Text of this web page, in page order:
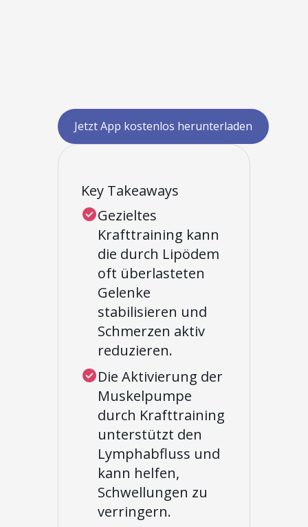
Jetzt App kostenlos herunterladen
Key Takeaways
Gezieltes
Krafttraining kann
die durch Lipödem
oft überlasteten
Gelenke
stabilisieren und
Schmerzen aktiv
reduzieren.
Die Aktivierung der
Muskelpumpe
durch Krafttraining
unterstützt den
Lymphabfluss und
kann helfen,
Schwellungen zu
verringern.